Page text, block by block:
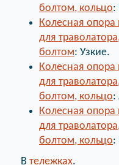
болтом, кольцо:
Колесная опора
для
болтом: Узкие.
Колесная опора
для
болтом, кольцо:
Колесная опора
для
болтом, кольцо:
В тележках.